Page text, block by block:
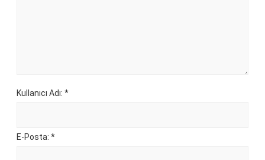
Kullanıcı Adı: *
E-Posta: *